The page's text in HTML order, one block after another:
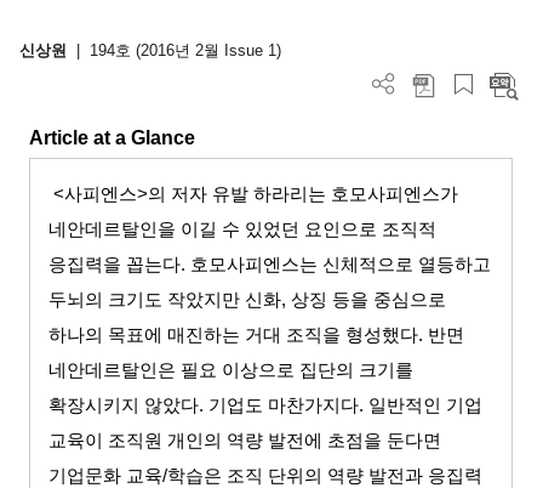
신상원 194호 (2016년 2월 Issue 1)
Article at a Glance
<사피엔스>의 저자 유발 하라리는 호모사피엔스가
네안데르탈인을 이길 수 있었던 요인으로 조직적
응집력을 꼽는다. 호모사피엔스는 신체적으로 열등하고
두뇌의 크기도 작았지만 신화,상징 등을 중심으로
하나의 목표에 매진하는 거대 조직을 형성했다. 반면
네안데르탈인은 필요 이상으로 집단의 크기를
확장시키지 않았다. 기업도 마찬가지다. 일반적인 기업
교육이 조직원 개인의 역량 발전에 초점을 둔다면
기업문화 교육/학습은 조직 단위의 역량 발전과 응집력